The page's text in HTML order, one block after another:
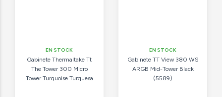
EN STOCK
Gabinete Thermaltake Tt
The Tower 300 Micro
Tower Turquoise Turquesa
EN STOCK
Gabinete TT View 380 WS
ARGB Mid-Tower Black
(5589)